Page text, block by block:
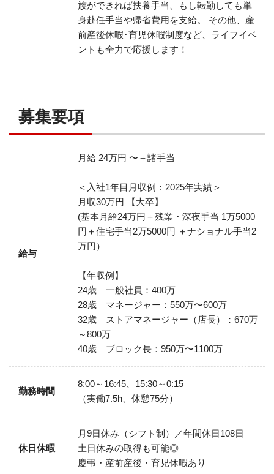
族ができれば扶養手当、もし転勤しても単
身赴任手当や帰省費用を支給。
その他、産
前産後休暇･育児休暇制度など、ライフイベ
ントも全力で応援します！
募集要項
給与
月給 24万円 〜＋諸手当
＜入社1年目月収例：2025年実績＞
月収30万円 【大卒】
(基本月給24万円＋残業・深夜手当 1万5000
円＋住宅手当2万5000円 ＋ナショナル手当2
万円）
【年収例】
24歳 一般社員：400万
28歳 マネージャー：550万〜600万
32歳 ストアマネージャー（店長）：670万
～800万
40歳 ブロック長：950万〜1100万
勤務時間
8:00～16:45、15:30～0:15
（実働7.5h、休憩75分）
休日休暇
月9日休み（シフト制）／年間休日108日
土日休みの取得も可能◎
慶弔・産前産後・育児休暇あり